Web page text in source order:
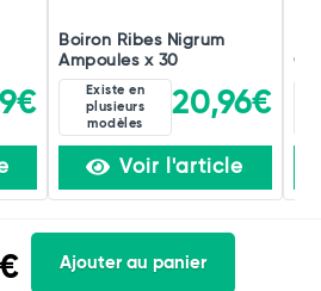
Boiron Ribes Nigrum
Ampoules x 30
Existe en
plusieurs
modèles
20,96€
Voir l'article
€ Ajouter au panier